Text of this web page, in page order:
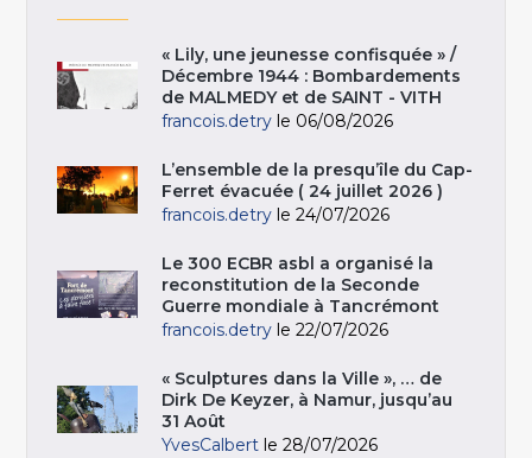
« Lily, une jeunesse confisquée » /
Décembre 1944 : Bombardements
de MALMEDY et de SAINT - VITH
francois.detry le 06/08/2026
L’ensemble de la presqu’île du Cap-
Ferret évacuée ( 24 juillet 2026 )
francois.detry le 24/07/2026
Le 300 ECBR asbl a organisé la
reconstitution de la Seconde
Guerre mondiale à Tancrémont
francois.detry le 22/07/2026
« Sculptures dans la Ville », … de
Dirk De Keyzer, à Namur, jusqu’au
31 Août
YvesCalbert le 28/07/2026